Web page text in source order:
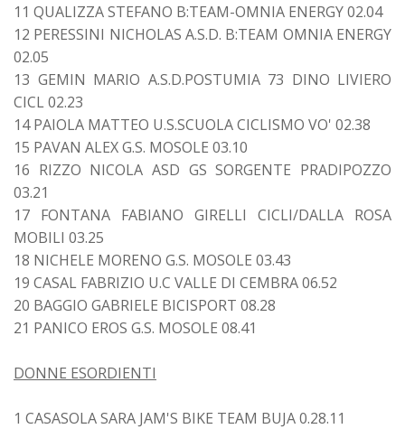
11 QUALIZZA STEFANO B:TEAM-OMNIA ENERGY 02.04
12 PERESSINI NICHOLAS A.S.D. B:TEAM OMNIA ENERGY
02.05
13 GEMIN MARIO A.S.D.POSTUMIA 73 DINO LIVIERO
CICL 02.23
14 PAIOLA MATTEO U.S.SCUOLA CICLISMO VO' 02.38
15 PAVAN ALEX G.S. MOSOLE 03.10
16 RIZZO NICOLA ASD GS SORGENTE PRADIPOZZO
03.21
17 FONTANA FABIANO GIRELLI CICLI/DALLA ROSA
MOBILI 03.25
18 NICHELE MORENO G.S. MOSOLE 03.43
19 CASAL FABRIZIO U.C VALLE DI CEMBRA 06.52
20 BAGGIO GABRIELE BICISPORT 08.28
21 PANICO EROS G.S. MOSOLE 08.41
DONNE ESORDIENTI
1 CASASOLA SARA JAM'S BIKE TEAM BUJA 0.28.11